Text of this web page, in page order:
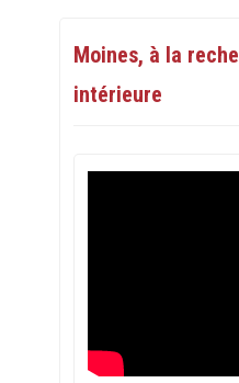
Moines, à la
intérieure